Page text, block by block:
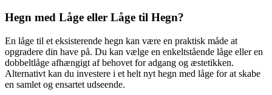
Hegn med Låge eller Låge til Hegn?
En låge til et eksisterende hegn kan være en praktisk måde at
opgradere din have på. Du kan vælge en enkeltstående låge eller en
dobbeltlåge afhængigt af behovet for adgang og æstetikken.
Alternativt kan du investere i et helt nyt hegn med låge for at skabe
en samlet og ensartet udseende.